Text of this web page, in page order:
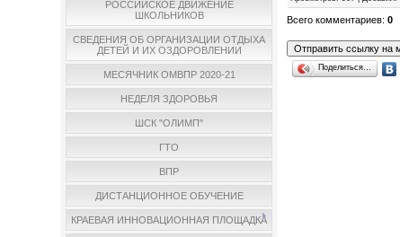
РОССИЙСКОЕ ДВИЖЕНИЕ
ШКОЛЬНИКОВ
СВЕДЕНИЯ ОБ ОРГАНИЗАЦИИ ОТДЫХА
ДЕТЕЙ И ИХ ОЗДОРОВЛЕНИИ
МЕСЯЧНИК ОМВПР 2020-21
НЕДЕЛЯ ЗДОРОВЬЯ
ШСК "ОЛИМП"
ГТО
ВПР
ДИСТАНЦИОННОЕ ОБУЧЕНИЕ
КРАЕВАЯ ИННОВАЦИОННАЯ ПЛОЩАДКА
Всего комментариев:0
Поделиться…